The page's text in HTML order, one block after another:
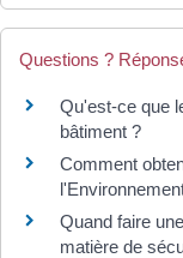
Questions ?
Qu'est-ce que
bâtiment ?
Comment
Quand faire
matière de